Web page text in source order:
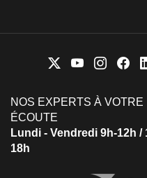
NOS EXPERTS À VOTRE
ÉCOUTE
Lundi - Vendredi 9h-12h /
18h